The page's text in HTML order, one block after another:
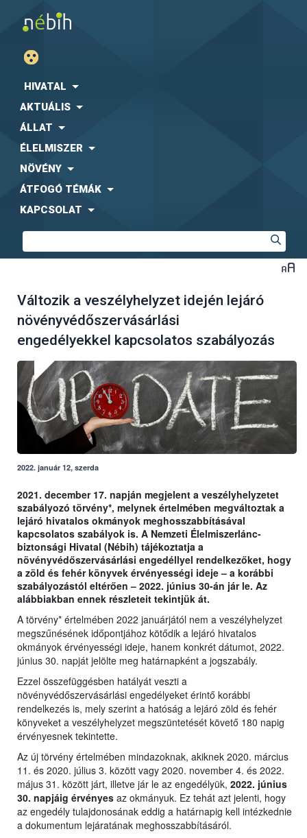
HIVATAL
AKTUÁLIS
ÁLLAT
ÉLELMISZER
NÖVÉNY
ÁTFOGÓ TÉMÁK
KAPCSOLAT
Változik a veszélyhelyzet idején lejáró
növényvédőszervásárlási
engedélyekkel kapcsolatos szabályozás
2022. január 12, szerda
2021. december 17. napján megjelent a veszélyhelyzetet
szabályozó törvény*, melynek értelmében megváltoztak a
lejáró hivatalos okmányok meghosszabbításával
kapcsolatos szabályok is. A Nemzeti Élelmiszerlánc-
biztonsági Hivatal (Nébih) tájékoztatja a
növényvédőszervásárlási engedéllyel rendelkezőket, hogy
a zöld és fehér könyvek érvényességi ideje – a korábbi
szabályozástól eltérően – 2022. június 30-án jár le. Az
alábbiakban ennek részleteit tekintjük át.
A törvény* értelmében 2022 januárjától nem a veszélyhelyzet
megszűnésének időpontjához kötődik a lejáró hivatalos
okmányok érvényességi ideje, hanem konkrét dátumot, 2022.
június 30. napját jelölte meg határnapként a jogszabály.
Ezzel összefüggésben hatályát veszti a
növényvédőszervásárlási engedélyeket érintő korábbi
rendelkezés is, mely szerint a hatóság a lejáró zöld és fehér
könyveket a veszélyhelyzet megszüntetését követő 180 napig
érvényesnek tekintette.
Az új törvény értelmében mindazoknak, akiknek 2020. március
11. és 2020. július 3. között vagy 2020. november 4. és 2022.
május 31. között járt, illetve jár le az engedélyük, 2022. június
30. napjáig érvényes az okmányuk. Ez tehát azt jelenti, hogy
az engedély tulajdonosának eddig a határnapig kell intézkednie
a dokumentum lejáratának meghosszabbításáról.